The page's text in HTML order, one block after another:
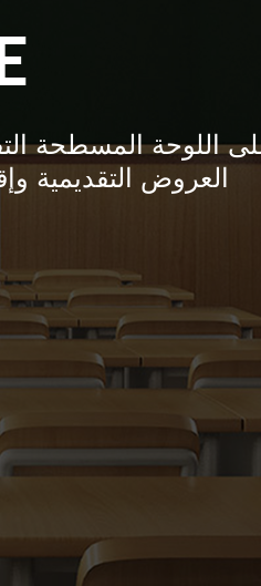
اللوحة المسطحة
العروض التقديمية